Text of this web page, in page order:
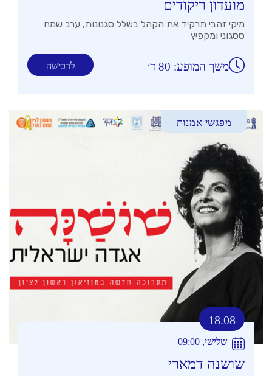
מועדון ריקודים
מיקי זהבי תרקיד את הקהל בשלל סגנונות, ערב שמח
ססגוני ומקפיץ
לרכישה משך המופע: 80 ד׳
מפגשי אמנות
18.08
שלישי, 09:00
שושנה דמארי